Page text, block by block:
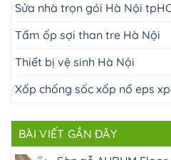
Sửa nhà trọn gói Hà Nội
Tấm ốp sợi than tre Hà Nội
Thiết bị vệ sinh Hà Nội
Xốp chống sốc xốp nổ eps
BÀI VIẾT GẦN ĐÂY